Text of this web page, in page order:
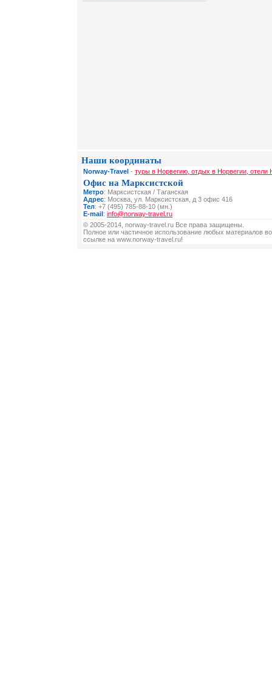
Наши координаты
Norway-Travel - туры в Норвегию, отдых в Норвегии, отели
Офис на Марксистской
Метро: Марксистская / Таганская
Адрес: Москва, ул. Марксистская, д 3 офис 416
Тел: +7 (495) 785-88-10 (мн.)
E-mail: info@norway-travel.ru
© 2005-2014, norway-travel.ru Все права защищены.
Полное или частичное использование любых материалов
ссылке на www.norway-travel.ru!